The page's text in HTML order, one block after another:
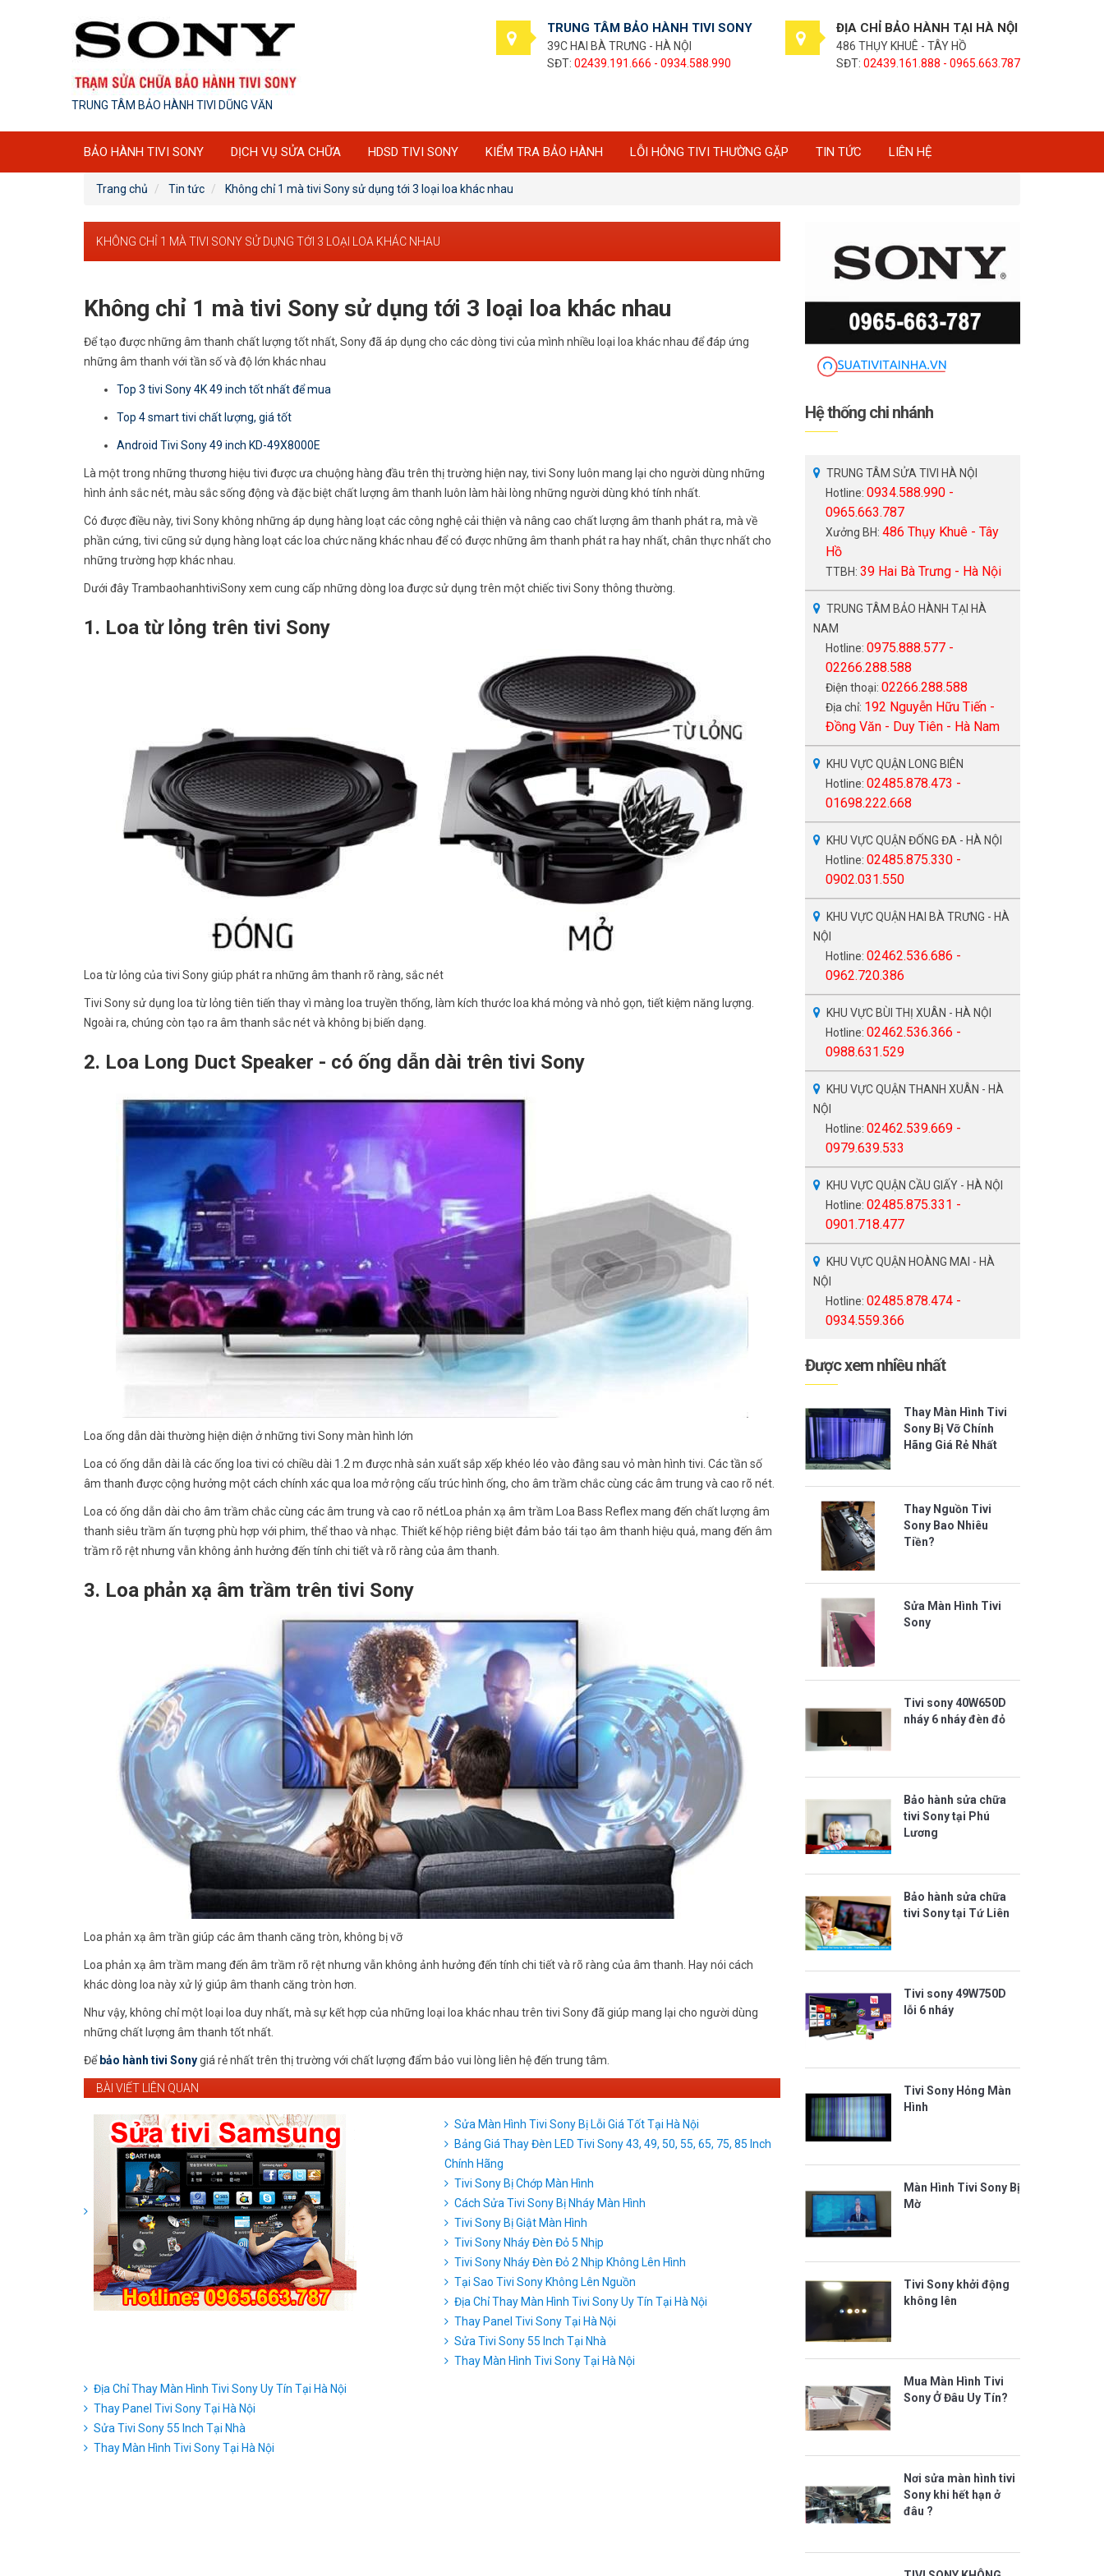
TRUNG TÂM BẢO HÀNH TIVI DŨNG VĂN
TRUNG TÂM BẢO HÀNH TIVI SONY
39C HAI BÀ TRƯNG - HÀ NỘI
SĐT: 02439.191.666 - 0934.588.990
ĐỊA CHỈ BẢO HÀNH TẠI HÀ NỘI
486 THỤY KHUÊ - TÂY HỒ
SĐT: 02439.161.888 - 0965.663.787
BẢO HÀNH TIVI SONY DỊCH VỤ SỬA CHỮA HDSD TIVI SONY KIỂM TRA BẢO HÀNH LỖI HỎNG TIVI THƯỜNG GẶP TIN TỨC LIÊN HỆ
Trang chủ Tin tức Không chỉ 1 mà tivi Sony sử dụng tới 3 loại loa khác nhau
KHÔNG CHỈ 1 MÀ TIVI SONY SỬ DỤNG TỚI 3 LOẠI LOA KHÁC NHAU
Không chỉ 1 mà tivi Sony sử dụng tới 3 loại loa khác nhau
Để tạo được những âm thanh chất lượng tốt nhất, Sony đã áp dụng cho các dòng tivi của mình nhiều loại loa khác nhau để đáp ứng
những âm thanh với tần số và độ lớn khác nhau
Top 3 tivi Sony 4K 49 inch tốt nhất để mua
Top 4 smart tivi chất lượng, giá tốt
Android Tivi Sony 49 inch KD-49X8000E
Là một trong những thương hiệu tivi được ưa chuộng hàng đầu trên thị trường hiện nay, tivi Sony luôn mang lại cho người dùng những
hình ảnh sắc nét, màu sắc sống động và đặc biệt chất lượng âm thanh luôn làm hài lòng những người dùng khó tính nhất.
Có được điều này, tivi Sony không những áp dụng hàng loạt các công nghệ cải thiện và nâng cao chất lượng âm thanh phát ra, mà về
phần cứng, tivi cũng sử dụng hàng loạt các loa chức năng khác nhau để có được những âm thanh phát ra hay nhất, chân thực nhất cho
những trường hợp khác nhau.
Dưới đây TrambaohanhtiviSony xem cung cấp những dòng loa được sử dụng trên một chiếc tivi Sony thông thường.
1. Loa từ lỏng trên tivi Sony
Loa từ lỏng của tivi Sony giúp phát ra những âm thanh rõ ràng, sắc nét
Tivi Sony sử dụng loa từ lỏng tiên tiến thay vì màng loa truyền thống, làm kích thước loa khá mỏng và nhỏ gọn, tiết kiệm năng lượng.
Ngoài ra, chúng còn tạo ra âm thanh sắc nét và không bị biến dạng.
2. Loa Long Duct Speaker - có ống dẫn dài trên tivi Sony
Loa ống dẫn dài thường hiện diện ở những tivi Sony màn hình lớn
Loa có ống dẫn dài là các ống loa tivi có chiều dài 1.2 m được nhà sản xuất sắp xếp khéo léo vào đằng sau vỏ màn hình tivi. Các tần số
âm thanh được cộng hưởng một cách chính xác qua loa mở rộng cấu trúc hình ống, cho âm trầm chắc cùng các âm trung và cao rõ nét.
Loa có ống dẫn dài cho âm trầm chắc cùng các âm trung và cao rõ nétLoa phản xạ âm trầm Loa Bass Reflex mang đến chất lượng âm
thanh siêu trầm ấn tượng phù hợp với phim, thể thao và nhạc. Thiết kế hộp riêng biệt đảm bảo tái tạo âm thanh hiệu quả, mang đến âm
trầm rõ rệt nhưng vẫn không ảnh hưởng đến tính chi tiết và rõ ràng của âm thanh.
3. Loa phản xạ âm trầm trên tivi Sony
Loa phản xạ âm trần giúp các âm thanh căng tròn, không bị vỡ
Loa phản xạ âm trầm mang đến âm trầm rõ rệt nhưng vẫn không ảnh hưởng đến tính chi tiết và rõ ràng của âm thanh. Hay nói cách
khác dòng loa này xử lý giúp âm thanh căng tròn hơn.
Như vậy, không chỉ một loại loa duy nhất, mà sự kết hợp của những loại loa khác nhau trên tivi Sony đã giúp mang lại cho người dùng
những chất lượng âm thanh tốt nhất.
Để bảo hành tivi Sonygiá rẻ nhất trên thị trường với chất lượng đẩm bảo vui lòng liên hệ đến trung tâm.
BÀI VIẾT LIÊN QUAN
Sửa Màn Hình Tivi Sony Bị Lỗi Giá Tốt Tại Hà Nội
Bảng Giá Thay Đèn LED Tivi Sony 43, 49, 50, 55, 65, 75, 85 Inch
Chính Hãng
Tivi Sony Bị Chớp Màn Hình
Cách Sửa Tivi Sony Bị Nháy Màn Hình
Tivi Sony Bị Giật Màn Hình
Tivi Sony Nháy Đèn Đỏ 5 Nhịp
Tivi Sony Nháy Đèn Đỏ 2 Nhịp Không Lên Hình
Tại Sao Tivi Sony Không Lên Nguồn
Địa Chỉ Thay Màn Hình Tivi Sony Uy Tín Tại Hà Nội
Thay Panel Tivi Sony Tại Hà Nội
Sửa Tivi Sony 55 Inch Tại Nhà
Thay Màn Hình Tivi Sony Tại Hà Nội
Địa Chỉ Thay Màn Hình Tivi Sony Uy Tín Tại Hà Nội
Thay Panel Tivi Sony Tại Hà Nội
Sửa Tivi Sony 55 Inch Tại Nhà
Thay Màn Hình Tivi Sony Tại Hà Nội
Hệ thống chi nhánh
TRUNG TÂM SỬA TIVI HÀ NỘI
Hotline: 0934.588.990 -
0965.663.787
Xưởng BH: 486 Thụy Khuê - Tây
Hồ
TTBH: 39 Hai Bà Trưng - Hà Nội
TRUNG TÂM BẢO HÀNH TẠI HÀ
NAM
Hotline: 0975.888.577 -
02266.288.588
Điện thoại: 02266.288.588
Địa chỉ: 192 Nguyễn Hữu Tiến -
Đồng Văn - Duy Tiên - Hà Nam
KHU VỰC QUẬN LONG BIÊN
Hotline: 02485.878.473 -
01698.222.668
KHU VỰC QUẬN ĐỐNG ĐA - HÀ NỘI
Hotline: 02485.875.330 -
0902.031.550
KHU VỰC QUẬN HAI BÀ TRƯNG - HÀ
NỘI
Hotline: 02462.536.686 -
0962.720.386
KHU VỰC BÙI THỊ XUÂN - HÀ NỘI
Hotline: 02462.536.366 -
0988.631.529
KHU VỰC QUẬN THANH XUÂN - HÀ
NỘI
Hotline: 02462.539.669 -
0979.639.533
KHU VỰC QUẬN CẦU GIẤY - HÀ NỘI
Hotline: 02485.875.331 -
0901.718.477
KHU VỰC QUẬN HOÀNG MAI - HÀ
NỘI
Hotline: 02485.878.474 -
0934.559.366
Được xem nhiều nhất
Thay Màn Hình Tivi
Sony Bị Vỡ Chính
Hãng Giá Rẻ Nhất
Thay Nguồn Tivi
Sony Bao Nhiêu
Tiền?
Sửa Màn Hình Tivi
Sony
Tivi sony 40W650D
nháy 6 nháy đèn đỏ
Bảo hành sửa chữa
tivi Sony tại Phú
Lương
Bảo hành sửa chữa
tivi Sony tại Tứ Liên
Tivi sony 49W750D
lỗi 6 nháy
Tivi Sony Hỏng Màn
Hình
Màn Hình Tivi Sony Bị
Mờ
Tivi Sony khởi động
không lên
Mua Màn Hình Tivi
Sony Ở Đâu Uy Tín?
Nơi sửa màn hình tivi
Sony khi hết hạn ở
đâu ?